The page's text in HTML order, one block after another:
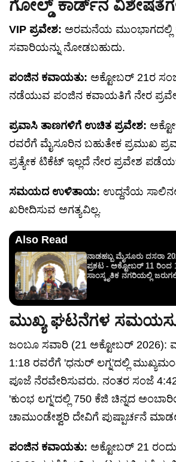
ಗೋಲ್ಡ್ ಕಾರ್ಡ್‌ನ
VIP ಪ್ರವೇಶ: ಅರಮನೆಯ ಮುಂಭಾಗದಲ್ಲಿ
ಸವಾರಿಯನ್ನು ನೋಡಬಹುದು.
ಪಂಜಿನ ಕವಾಯತು: ಅಕ್ಟೋಬರ್ 21ರ
ನಡೆಯುವ ಪಂಜಿನ ಕವಾಯತಿಗೆ ನೇರ
ಪ್ರವಾಸಿ ತಾಣಗಳಿಗೆ ಉಚಿತ ಪ್ರವೇಶ:
ರವರೆಗೆ ಮೈಸೂರಿನ ಬಹುತೇಕ ಪ್ರಮುಖ
ಪ್ರತ್ಯೇಕ ಟಿಕೆಟ್ ಇಲ್ಲದೆ ನೇರ ಪ್ರವೇಶ
ಸಮಯದ ಉಳಿತಾಯ: ಉದ್ದನೆಯ
ಖರೀದಿಸುವ ಅಗತ್ಯವಿಲ್ಲ.
Also Read
ನಾಡಹಬ್ಬ ಮೈಸೂರು ದಸರಾ
ಪ್ರಕಟ - ಅಕ್ಟೋಬರ್ 11 ರಿಂದ
ಸಾಂಸ್ಕೃತಿಕ ನಗರಿಯಲ್ಲಿ
ಮುಖ್ಯ ಘಟನೆಗಳ
ಜಂಬೂ ಸವಾರಿ (21 ಅಕ್ಟೋಬರ್ 2026):
1:18 ರವರೆಗೆ 'ಧನುರ್ ಲಗ್ನ'ದಲ್ಲಿ
ಪೂಜೆ ನೆರವೇರಿಸುವರು. ನಂತರ ಸಂಜೆ
'ಕುಂಭ ಲಗ್ನ'ದಲ್ಲಿ 750 ಕೆಜಿ ಚಿನ್ನದ
ಚಾಮುಂಡೇಶ್ವರಿ ದೇವಿಗೆ ಪುಷ್ಪಾರ್ಚನೆ
ಪಂಜಿನ ಕವಾಯತು: ಅಕ್ಟೋಬರ್ 21